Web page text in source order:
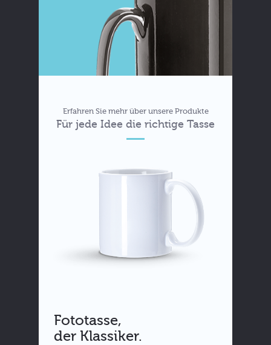
Erfahren Sie mehr über unsere Produkte
Für jede Idee die richtige Tasse
Fototasse,
der Klassiker.